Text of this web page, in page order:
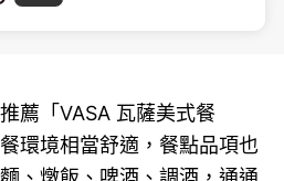
薦「VASA 瓦薩美式餐
環境相當舒適，餐點品項也